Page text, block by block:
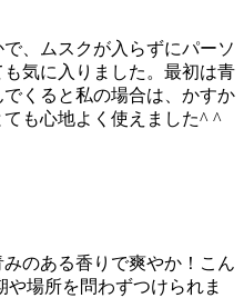
、ムスクが入らずにパーソ
気に入りました。最初は青
くると私の場合は、かすか
も心地よく使えました^ ^
のある香りで爽やか！こん
場所を問わずつけられま